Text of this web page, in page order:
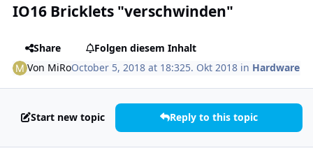
IO16 Bricklets "verschwinden"
Share
Folgen diesem Inhalt
Von MiRoOctober 5, 2018 at 18:325. Okt 2018 in Hardware
Start new topic Reply to this topic